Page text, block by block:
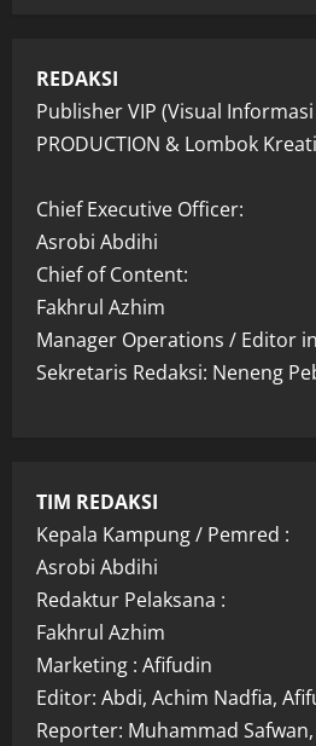
REDAKSI
Publisher VIP (Visual
PRODUCTION & Lombok
Chief Executive Officer:
Asrobi Abdihi
Chief of Content:
Fakhrul Azhim
Manager Operations / Editor
Sekretaris Redaksi: Neneng
TIM REDAKSI
Kepala Kampung / Pemred :
Asrobi Abdihi
Redaktur Pelaksana :
Fakhrul Azhim
Marketing : Afifudin
Editor: Abdi, Achim Nadfia,
Reporter: Muhammad